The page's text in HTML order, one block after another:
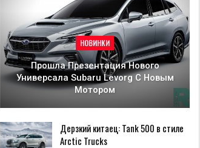
НОВИНКИ
Прошла Презентация Нового
Универсала Subaru Levorg С Новым
Мотором
Дерзкий китаец: Tank 500 в стиле
Arctic Trucks